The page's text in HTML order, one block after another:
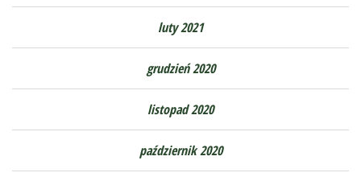
luty 2021
grudzień 2020
listopad 2020
październik 2020